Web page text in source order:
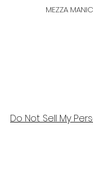
MEZZA
Do Not Sell My